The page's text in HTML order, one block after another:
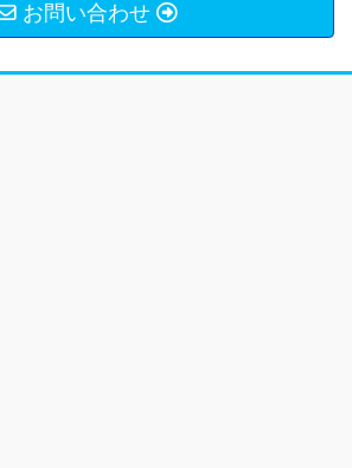
お問い合わせ